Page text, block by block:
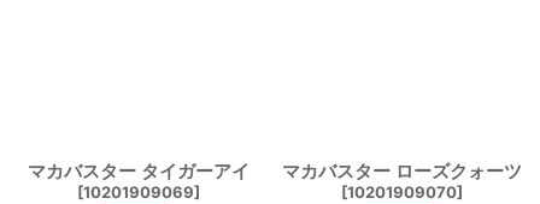
マカバスター タイガーアイ
[10201909069]
マカバスター ローズクォーツ
[10201909070]